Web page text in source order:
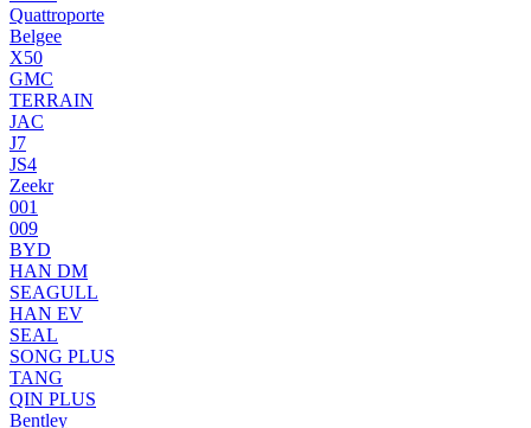
Quattroporte
Belgee
X50
GMC
TERRAIN
JAC
J7
JS4
Zeekr
001
009
BYD
HAN DM
SEAGULL
HAN EV
SEAL
SONG PLUS
TANG
QIN PLUS
Bentley